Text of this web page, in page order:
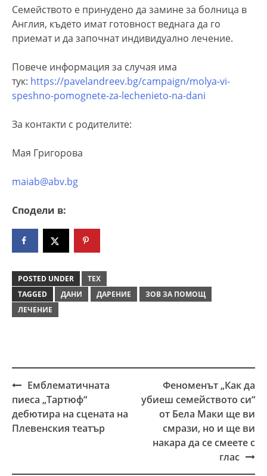
Семейството е принудено да замине за болница в
Англия, където имат готовност веднага да го
приемат и да започнат индивидуално лечение.
Повече информация за случая има
тук: https://pavelandreev.bg/campaign/molya-vi-
speshno-pomognete-za-lechenieto-na-dani
За контакти с родителите:
Мая Григорова
maiab@abv.bg
Сподели в:
POSTED UNDER
ТЕХ
TAGGED
ДАНИ ДАРЕНИЕ
ЗОВ ЗА ПОМОЩ
ЛЕЧЕНИЕ
Post
navigation
Емблематичната
пиеса „Тартюф“
дебютира на сцената на
Плевенския театър
Феноменът „Как да
убиеш семейството си“
от Бела Маки ще ви
смрази, но и ще ви
накара да се смеете с
глас